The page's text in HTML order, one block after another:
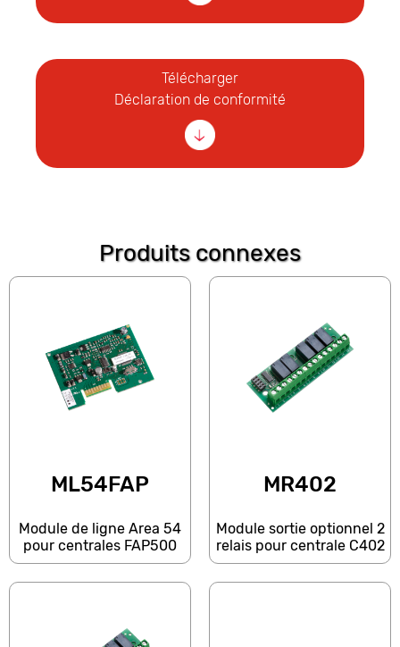
Télécharger
Déclaration de conformité
Produits connexes
ML54FAP
Module de ligne Area 54
pour centrales FAP500
MR402
Module sortie optionnel 2
relais pour centrale C402